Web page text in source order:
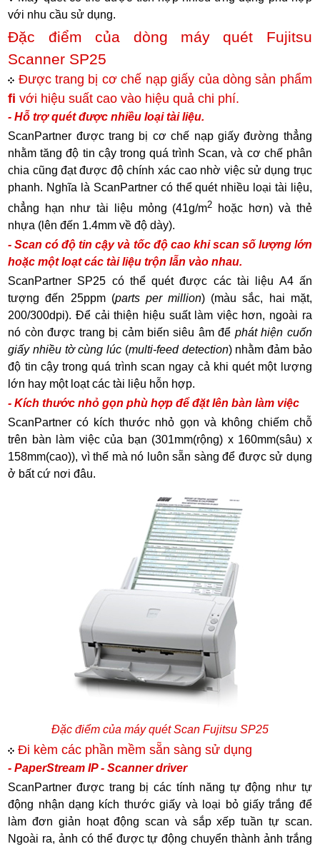
với nhu cầu sử dụng.
Đặc điểm của dòng máy quét Fujitsu
Scanner SP25
Được trang bị cơ chế nạp giấy của dòng sản phẩm
fi với hiệu suất cao vào hiệu quả chi phí.
- Hỗ trợ quét được nhiều loại tài liệu.
ScanPartner được trang bị cơ chế nạp giấy đường thẳng
nhằm tăng độ tin cậy trong quá trình Scan, và cơ chế phân
chia cũng đạt được độ chính xác cao nhờ việc sử dụng trục
phanh. Nghĩa là ScanPartner có thể quét nhiều loại tài liệu,
chẳng hạn như tài liệu mỏng (41g/m2 hoặc hơn) và thẻ
nhựa (lên đến 1.4mm về độ dày).
- Scan có độ tin cậy và tốc độ cao khi scan số lượng lớn
hoặc một loạt các tài liệu trộn lẫn vào nhau.
ScanPartner SP25 có thể quét được các tài liệu A4 ấn
tượng đến 25ppm (parts per million) (màu sắc, hai mặt,
200/300dpi). Để cải thiện hiệu suất làm việc hơn, ngoài ra
nó còn được trang bị cảm biến siêu âm để phát hiện cuốn
giấy nhiều tờ cùng lúc (multi-feed detection) nhằm đảm bảo
độ tin cậy trong quá trình scan ngay cả khi quét một lượng
lớn hay một loạt các tài liệu hỗn hợp.
- Kích thước nhỏ gọn phù hợp để đặt lên bàn làm việc
ScanPartner có kích thước nhỏ gọn và không chiếm chỗ
trên bàn làm việc của bạn (301mm(rộng) x 160mm(sâu) x
158mm(cao)), vì thế mà nó luôn sẵn sàng để được sử dụng
ở bất cứ nơi đâu.
Đặc điểm của máy quét Scan Fujitsu SP25
Đi kèm các phần mềm sẵn sàng sử dụng
- PaperStream IP - Scanner driver
ScanPartner được trang bị các tính năng tự động như tự
động nhận dạng kích thước giấy và loại bỏ giấy trắng để
làm đơn giản hoạt động scan và sắp xếp tuần tự scan.
Ngoài ra, ảnh có thể được tự động chuyển thành ảnh trắng